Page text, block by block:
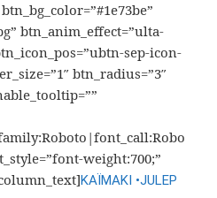
btn_anim_effect=”ulta-
sep-icon-
btn_radius=”3″
weight:700;”
ΚΑΪΜΑΚΙ •JULEP